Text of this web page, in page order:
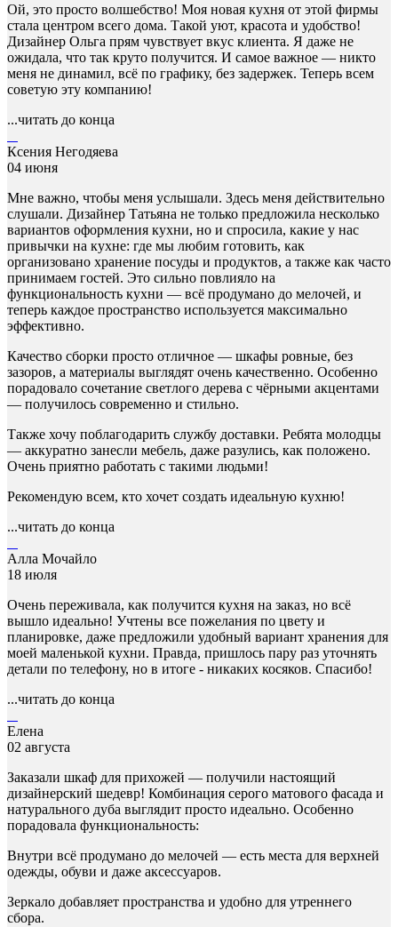
Ой, это просто волшебство! Моя новая кухня от этой фирмы
стала центром всего дома. Такой уют, красота и удобство!
Дизайнер Ольга прям чувствует вкус клиента. Я даже не
ожидала, что так круто получится. И самое важное — никто
меня не динамил, всё по графику, без задержек. Теперь всем
советую эту компанию!
...читать до конца
Ксения Негодяева
04 июня
Мне важно, чтобы меня услышали. Здесь меня действительно
слушали. Дизайнер Татьяна не только предложила несколько
вариантов оформления кухни, но и спросила, какие у нас
привычки на кухне: где мы любим готовить, как
организовано хранение посуды и продуктов, а также как часто
принимаем гостей. Это сильно повлияло на
функциональность кухни — всё продумано до мелочей, и
теперь каждое пространство используется максимально
эффективно.
Качество сборки просто отличное — шкафы ровные, без
зазоров, а материалы выглядят очень качественно. Особенно
порадовало сочетание светлого дерева с чёрными акцентами
— получилось современно и стильно.
Также хочу поблагодарить службу доставки. Ребята молодцы
— аккуратно занесли мебель, даже разулись, как положено.
Очень приятно работать с такими людьми!
Рекомендую всем, кто хочет создать идеальную кухню!
...читать до конца
Алла Мочайло
18 июля
Очень переживала, как получится кухня на заказ, но всё
вышло идеально! Учтены все пожелания по цвету и
планировке, даже предложили удобный вариант хранения для
моей маленькой кухни. Правда, пришлось пару раз уточнять
детали по телефону, но в итоге - никаких косяков. Спасибо!
...читать до конца
Елена
02 августа
Заказали шкаф для прихожей — получили настоящий
дизайнерский шедевр! Комбинация серого матового фасада и
натурального дуба выглядит просто идеально. Особенно
порадовала функциональность:
Внутри всё продумано до мелочей — есть места для верхней
одежды, обуви и даже аксессуаров.
Зеркало добавляет пространства и удобно для утреннего
сбора.